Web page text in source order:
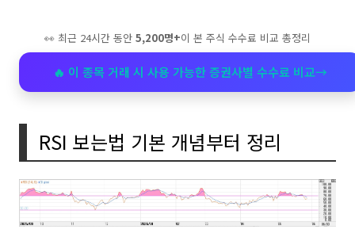
👀 최근 24시간 동안 5,200명+이 본 주식 수수료 비교 총정리
🔥 이 종목 거래 시 사용 가능한 증권사별 수수료 비교→
RSI 보는법 기본 개념부터 정리